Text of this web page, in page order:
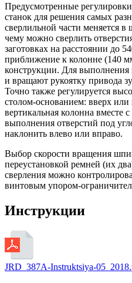
Предусмотренные
станок для решения самых
сверлильной части меняется
чему можно сверлить
заготовках на расстоянии до
приближение к колонне (140
конструкции. Для выполнения
и вращают рукоятку привода
Точно также регулируется
столом-основанием: вверх или
вертикальная колонна вместе
выполнения отверстий под
наклонить влево или вправо.
Выбор скорости вращения
переустановкой ремней (их
сверления можно
винтовым упором-
Инструкции
JRD_387A-Instruktsiya-